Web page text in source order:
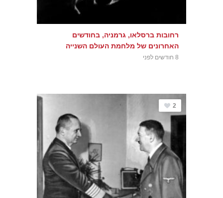
רחובות ברסלאו, גרמניה, בחודשים
האחרונים של מלחמת העולם השנייה
8 חודשים לפני
2